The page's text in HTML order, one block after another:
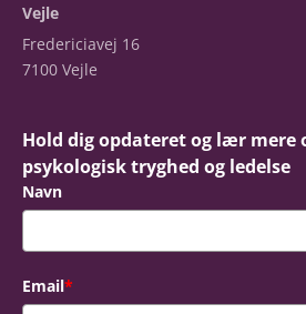
Vejle
Fredericiavej 16
7100 Vejle
Hold dig opdateret og lær mere
psykologisk tryghed og ledelse
Navn
Email*